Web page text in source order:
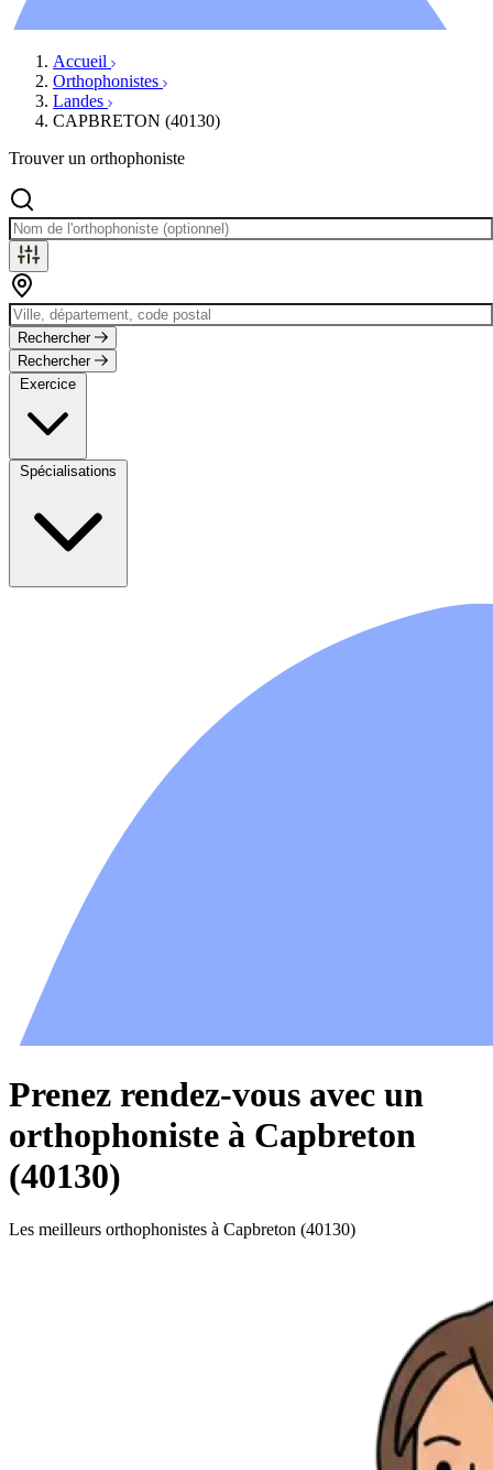
Accueil
Orthophonistes
Landes
CAPBRETON (40130)
Trouver un orthophoniste
Rechercher
Rechercher
Exercice
Spécialisations
Prenez rendez-vous avec un
orthophoniste à Capbreton
(40130)
Les meilleurs orthophonistes à Capbreton (40130)